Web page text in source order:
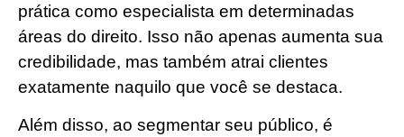
prática como especialista em determinadas
áreas do direito. Isso não apenas aumenta sua
credibilidade, mas também atrai clientes
exatamente naquilo que você se destaca.
Além disso, ao segmentar seu público, é